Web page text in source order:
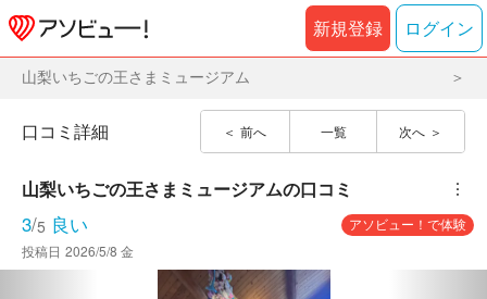
新規登録 ログイン
山梨いちごの王さまミュージアム
前へ 一覧 次へ
口コミ詳細
山梨いちごの王さまミュージアムの口コミ ︙
3/5 良い
アソビュー！で体験
投稿日 2026/5/8 金